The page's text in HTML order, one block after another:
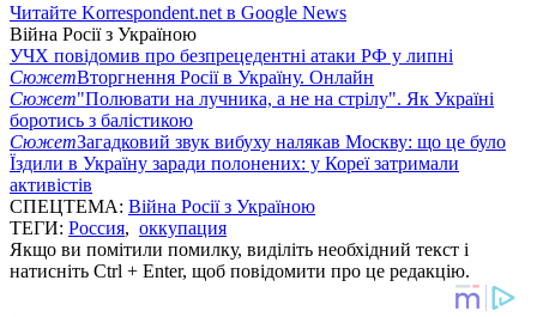
Читайте Korrespondent.net в Google News
Війна Росії з Україною
УЧХ повідомив про безпрецедентні атаки РФ у липні
СюжетВторгнення Росії в Україну. Онлайн
Сюжет"Полювати на лучника, а не на стрілу". Як Україні
боротись з балістикою
СюжетЗагадковий звук вибуху налякав Москву: що це було
Їздили в Україну заради полонених: у Кореї затримали
активістів
СПЕЦТЕМА: Війна Росії з Україною
ТЕГИ: Россия, оккупация
Якщо ви помітили помилку, виділіть необхідний текст і
натисніть Ctrl + Enter, щоб повідомити про це редакцію.